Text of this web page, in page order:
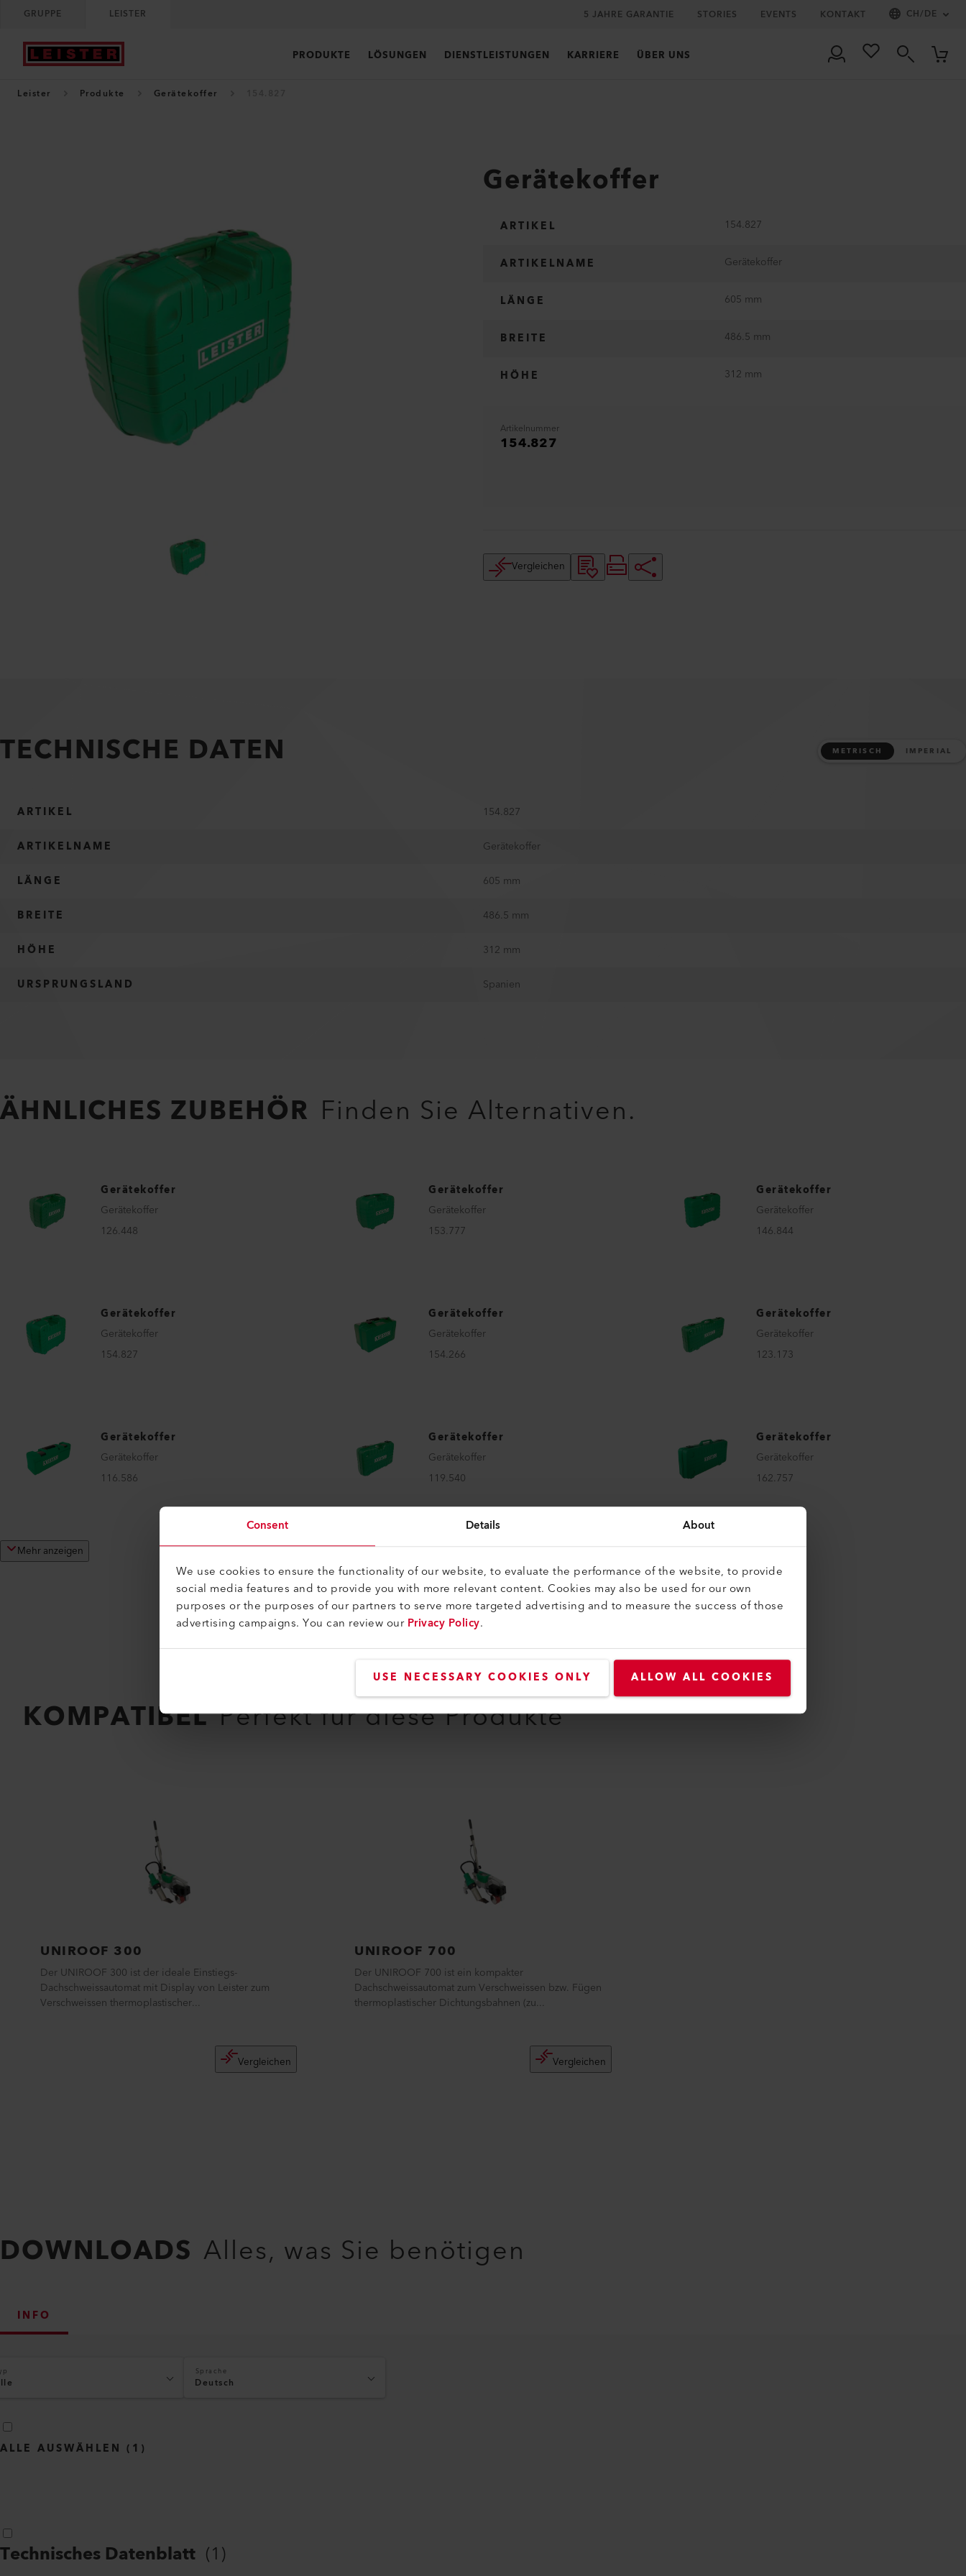
Consent Details About
We use cookies to ensure the functionality of our website, to evaluate the performance of the website, to provide
social media features and to provide you with more relevant content. Cookies may also be used for our own
purposes or the purposes of our partners to serve more targeted advertising and to measure the success of those
advertising campaigns. You can review ourPrivacy Policy.
USE NECESSARY COOKIES ONLY ALLOW ALL COOKIES
GRUPPE LEISTER 5 JAHRE GARANTIE STORIES EVENTS KONTAKT CH/DE
PRODUKTE LÖSUNGEN DIENSTLEISTUNGEN KARRIERE ÜBER UNS
Leister Produkte Gerätekoffer
Gerätekoffer
ARTIKEL 154.827
ARTIKELNAME Gerätekoffer
LÄNGE 605 mm
BREITE 486.5 mm
HÖHE 312 mm
Artikelnummer
154.827
Vergleichen
TECHNISCHE DATEN METRISCH IMPERIAL
ARTIKEL
154.827
ARTIKELNAME
Gerätekoffer
LÄNGE
605 mm
BREITE
486.5 mm
HÖHE
312 mm
URSPRUNGSLAND
Spanien
ÄHNLICHES ZUBEHÖR Finden Sie Alternativen.
Gerätekoffer
Gerätekoffer
126.448
Gerätekoffer
Gerätekoffer
153.777
Gerätekoffer
Gerätekoffer
146.844
Gerätekoffer
Gerätekoffer
154.827
Gerätekoffer
Gerätekoffer
154.266
Gerätekoffer
Gerätekoffer
123.173
Gerätekoffer
Gerätekoffer
116.586
Gerätekoffer
Gerätekoffer
119.540
Gerätekoffer
Gerätekoffer
162.757
Mehr anzeigen
KOMPATIBEL Perfekt für diese Produkte
UNIROOF 300
Der UNIROOF 300 ist der ideale Einstiegs-
Dachschweissautomat mit Display von Leister zum
Verschweissen thermoplastischer...
Vergleichen
UNIROOF 700
Der UNIROOF 700 ist ein kompakter
Dachschweissautomat zum Verschweissen bzw. Fügen
thermoplastischer Dichtungsbahnen (zu...
Vergleichen
DOWNLOADS Alles, was Sie benötigen
INFO
Sprache
Deutsch
ALLE AUSWÄHLEN ( 1 )
Technisches Datenblatt (1)